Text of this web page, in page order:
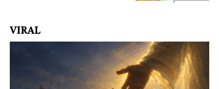
VIRAL